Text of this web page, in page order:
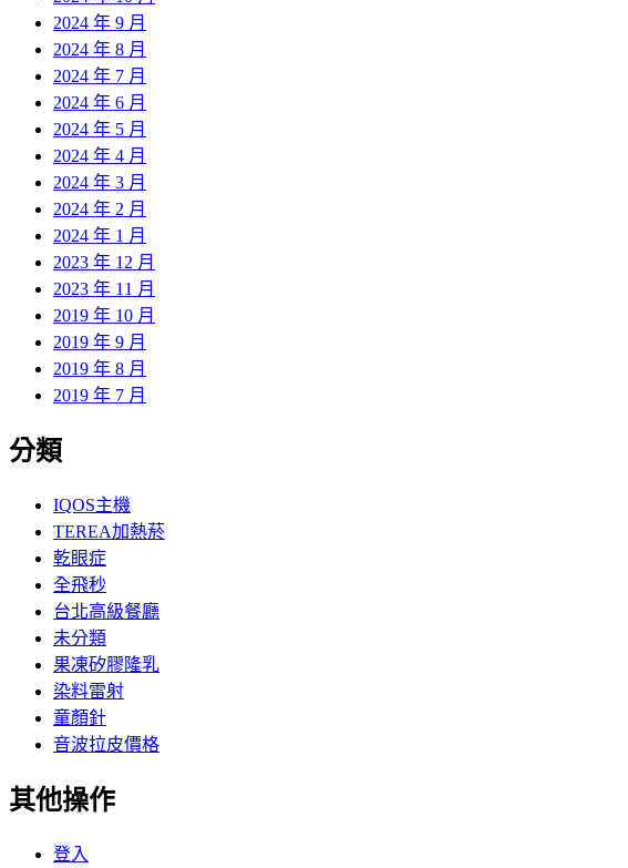
2024 年 9 月
2024 年 8 月
2024 年 7 月
2024 年 6 月
2024 年 5 月
2024 年 4 月
2024 年 3 月
2024 年 2 月
2024 年 1 月
2023 年 12 月
2023 年 11 月
2019 年 10 月
2019 年 9 月
2019 年 8 月
2019 年 7 月
分類
IQOS主機
TEREA加熱菸
乾眼症
全飛秒
台北高級餐廳
未分類
果凍矽膠隆乳
染料雷射
童顏針
音波拉皮價格
其他操作
登入